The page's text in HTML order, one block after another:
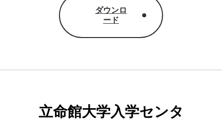
ダウンロ
ード
立命館大学入学センタ